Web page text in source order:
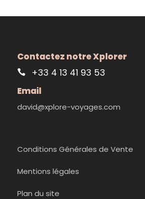
Contactez notre Xplorer
+33 4 13 41 93 53
Email
david@xplore-voyages.com
Conditions Générales de Vente
Mentions légales
Plan du site